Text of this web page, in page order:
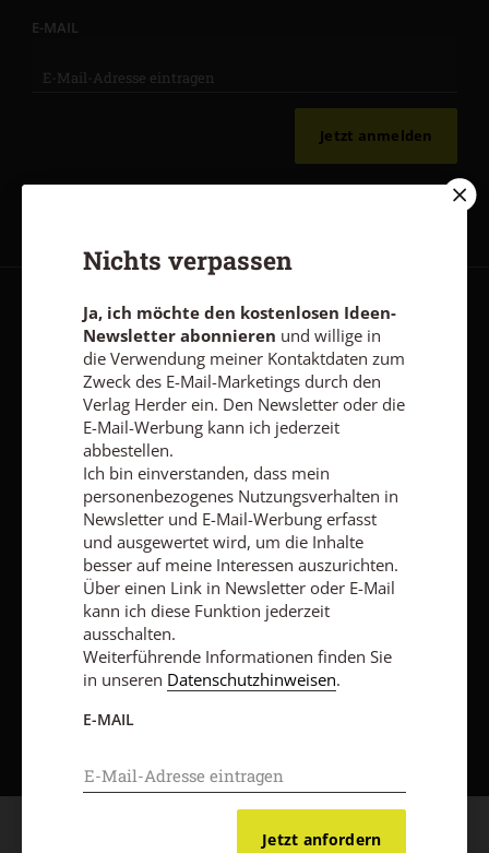
E-MAIL
Jetzt anmelden
AGB und Widerrufsbelehrung Datenschutz Barrierefreiheit
Impressum
Vertrag widerrufen Abo online kündigen
Nichts verpassen
Ja, ich möchte den kostenlosen Ideen-
Newsletter abonnieren und willige in
die Verwendung meiner Kontaktdaten zum
Zweck des E-Mail-Marketings durch den
Verlag Herder ein. Den Newsletter oder die
E-Mail-Werbung kann ich jederzeit
abbestellen.
Ich bin einverstanden, dass mein
personenbezogenes Nutzungsverhalten in
Newsletter und E-Mail-Werbung erfasst
und ausgewertet wird, um die Inhalte
besser auf meine Interessen auszurichten.
Über einen Link in Newsletter oder E-Mail
kann ich diese Funktion jederzeit
ausschalten.
Weiterführende Informationen finden Sie
in unseren Datenschutzhinweisen.
E-MAIL
Jetzt anfordern